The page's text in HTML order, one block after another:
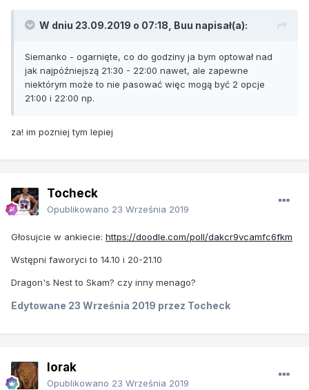
W dniu 23.09.2019 o 07:18, Buu napisał(a):
Siemanko - ogarnięte, co do godziny ja bym optował nad
jak najpóźniejszą 21:30 - 22:00 nawet, ale zapewne
niektórym może to nie pasować więc mogą być 2 opcje
21:00 i 22:00 np.
za! im pozniej tym lepiej
Tocheck
Opublikowano 23 Września 2019
Głosujcie w ankiecie: https://doodle.com/poll/dakcr9vcamfc6fkm
Wstępni faworyci to 14.10 i 20-21.10
Dragon's Nest to Skam? czy inny menago?
Edytowane 23 Września 2019 przez Tocheck
lorak
Opublikowano 23 Września 2019